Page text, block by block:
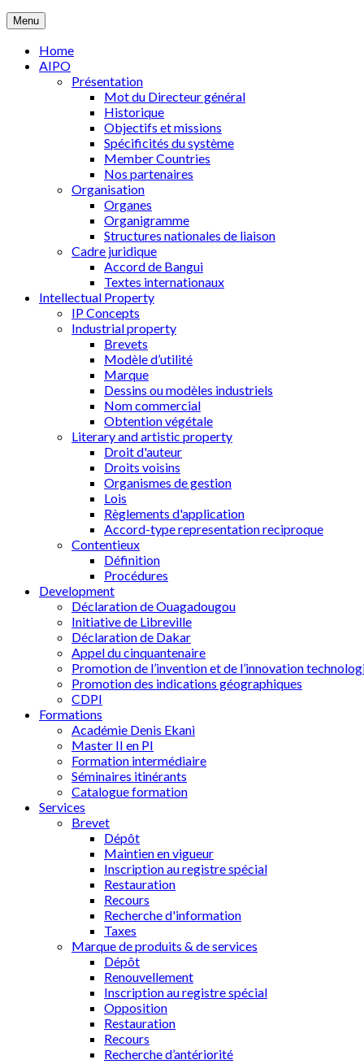
Menu
Home
AIPO
Présentation
Mot du Directeur général
Historique
Objectifs et missions
Spécificités du système
Member Countries
Nos partenaires
Organisation
Organes
Organigramme
Structures nationales de liaison
Cadre juridique
Accord de Bangui
Textes internationaux
Intellectual Property
IP Concepts
Industrial property
Brevets
Modèle d’utilité
Marque
Dessins ou modèles industriels
Nom commercial
Obtention végétale
Literary and artistic property
Droit d'auteur
Droits voisins
Organismes de gestion
Lois
Règlements d'application
Accord-type representation reciproque
Contentieux
Définition
Procédures
Development
Déclaration de Ouagadougou
Initiative de Libreville
Déclaration de Dakar
Appel du cinquantenaire
Promotion de l’invention et de l’innovation
Promotion des indications géographiques
CDPI
Formations
Académie Denis Ekani
Master II en PI
Formation intermédiaire
Séminaires itinérants
Catalogue formation
Services
Brevet
Dépôt
Maintien en vigueur
Inscription au registre spécial
Restauration
Recours
Recherche d'information
Taxes
Marque de produits & de services
Dépôt
Renouvellement
Inscription au registre spécial
Opposition
Restauration
Recours
Recherche d’antériorité